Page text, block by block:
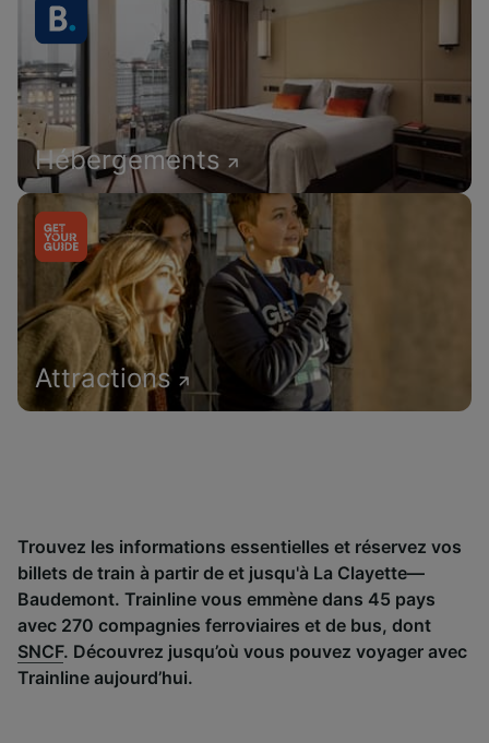
Hébergements
Attractions
Trouvez les informations essentielles et réservez vos
billets de train à partir de et jusqu'à La Clayette—
Baudemont. Trainline vous emmène dans 45 pays
avec 270 compagnies ferroviaires et de bus, dont
SNCF. Découvrez jusqu’où vous pouvez voyager avec
Trainline aujourd’hui.